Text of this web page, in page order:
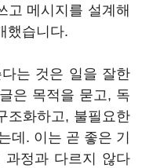
고 메시지를 설계해
했습니다.
는 것은 일을 잘한
은 목적을 묻고, 독
조화하고, 불필요한
데. 이는 곧 좋은 기
과정과 다르지 않다